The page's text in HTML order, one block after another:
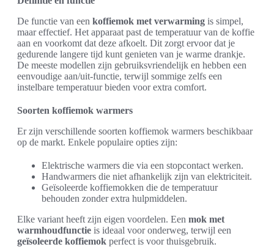
De functie van een koffiemok met verwarming is simpel,
maar effectief. Het apparaat past de temperatuur van de koffie
aan en voorkomt dat deze afkoelt. Dit zorgt ervoor dat je
gedurende langere tijd kunt genieten van je warme drankje.
De meeste modellen zijn gebruiksvriendelijk en hebben een
eenvoudige aan/uit-functie, terwijl sommige zelfs een
instelbare temperatuur bieden voor extra comfort.
Soorten koffiemok warmers
Er zijn verschillende soorten koffiemok warmers beschikbaar
op de markt. Enkele populaire opties zijn:
Elektrische warmers die via een stopcontact werken.
Handwarmers die niet afhankelijk zijn van elektriciteit.
Geïsoleerde koffiemokken die de temperatuur
behouden zonder extra hulpmiddelen.
Elke variant heeft zijn eigen voordelen. Een mok met
warmhoudfunctie is ideaal voor onderweg, terwijl een
geïsoleerde koffiemok perfect is voor thuisgebruik.